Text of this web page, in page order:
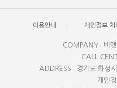
이용안내 개인정보 처
COMPANY : 비
CALL
ADDRESS : 경기도 화성
개인